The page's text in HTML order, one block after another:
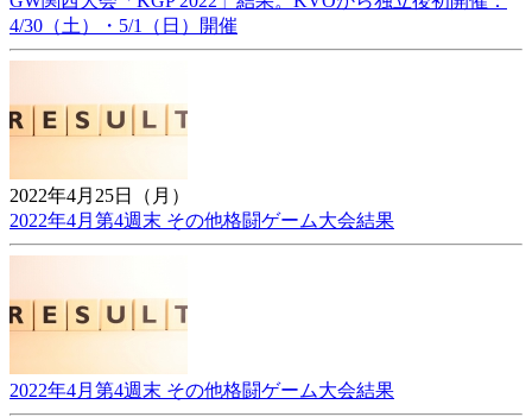
4/30（土）・5/1（日）開催
2022年4月25日（月）
2022年4月第4週末 その他格闘ゲーム大会結果
2022年4月第4週末 その他格闘ゲーム大会結果